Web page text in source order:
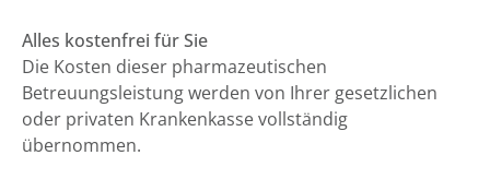
Alles kostenfrei für Sie
Die Kosten dieser pharmazeutischen
Betreuungsleistung werden von Ihrer gesetzlichen
oder privaten Krankenkasse vollständig
übernommen.